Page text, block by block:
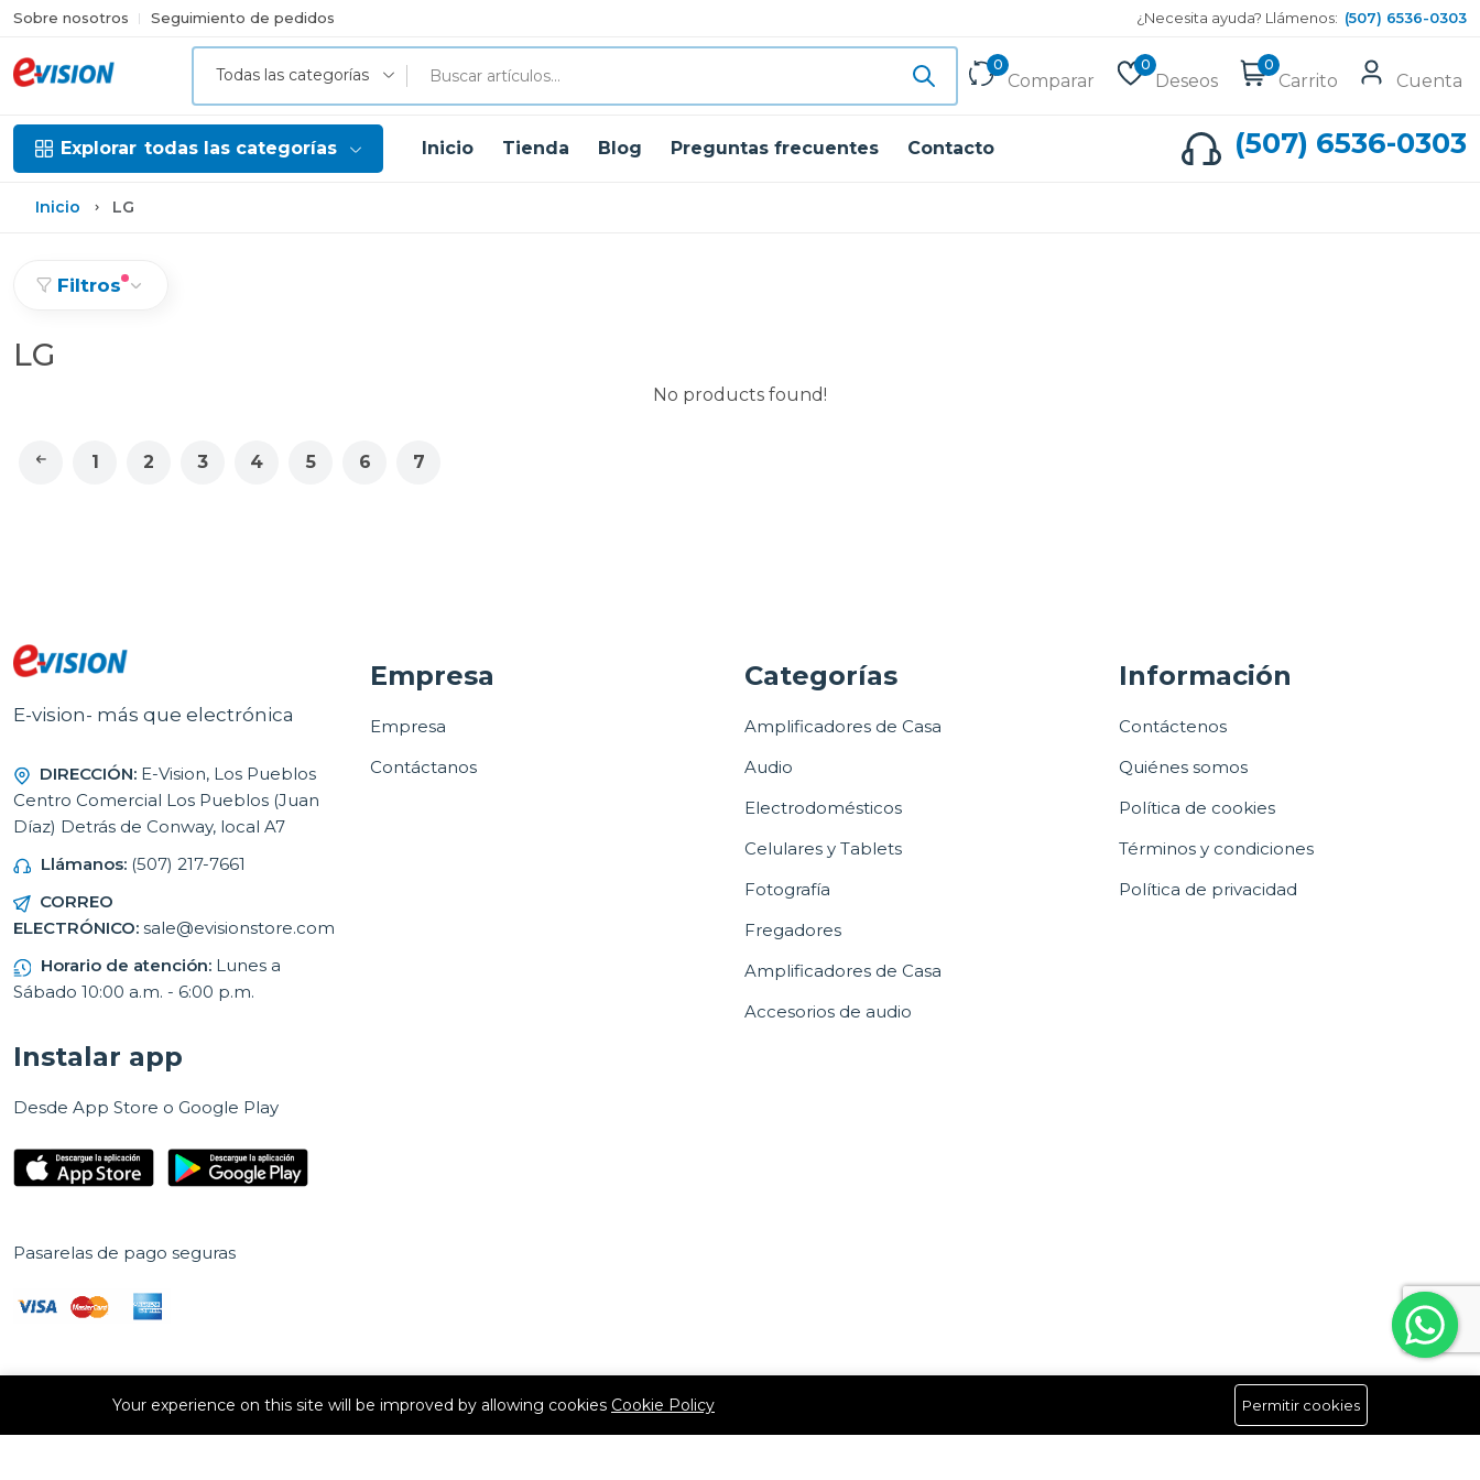
Sobre nosotros Seguimiento de pedidos ¿Necesita ayuda? Llámenos: (507) 6536-0303
Todas las categorías
0
Comparar
0
Deseos
0
Carrito Cuenta
Explorar todas las categorías Inicio Tienda Blog Preguntas frecuentes Contacto (507) 6536-0303
Inicio LG
Filtros
LG
No products found!
1 2 3 4 5 6 7
E-vision- más que electrónica
DIRECCIÓN: E-Vision, Los Pueblos
Centro Comercial Los Pueblos (Juan
Díaz) Detrás de Conway, local A7
Llámanos: (507) 217-7661
CORREO
ELECTRÓNICO: sale@evisionstore.com
Horario de atención: Lunes a
Sábado 10:00 a.m. - 6:00 p.m.
Empresa
Empresa
Contáctanos
Categorías
Amplificadores de Casa
Audio
Electrodomésticos
Celulares y Tablets
Fotografía
Fregadores
Amplificadores de Casa
Accesorios de audio
Información
Contáctenos
Quiénes somos
Política de cookies
Términos y condiciones
Política de privacidad
Instalar app
Desde App Store o Google Play
Pasarelas de pago seguras
Derechos de autor © 2026 E Vision, S.A. Todos los derechos
(507) 6536-0303 Síguenos
Your experience on this site will be improved by allowing cookies Cookie Policy Permitir cookies